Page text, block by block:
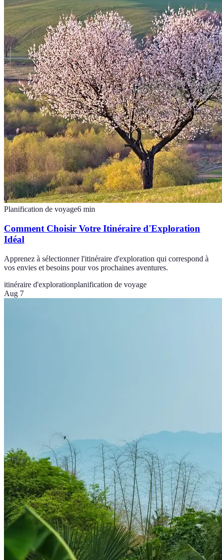
Planification de voyage6 min
Comment Choisir Votre Itinéraire d'Exploration
Idéal
Apprenez à sélectionner l'itinéraire d'exploration qui correspond à
vos envies et besoins pour vos prochaines aventures.
itinéraire d'explorationplanification de voyage
Aug 7